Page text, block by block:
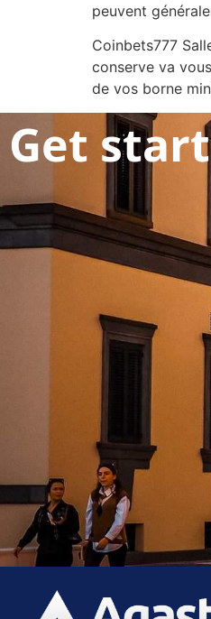
peuvent
Coinbets777
conserve va
de vos borne
Get